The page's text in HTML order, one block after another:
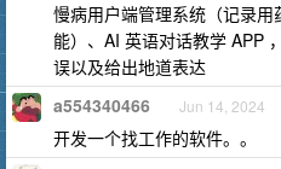
慢病用户端管理系统（记录
能）、AI 英语对话教学 APP
误以及给出地道表达
a554340466 Jun 14, 2024
开发一个找工作的软件。。